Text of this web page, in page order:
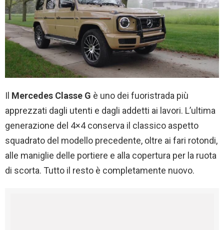
Il Mercedes Classe G è uno dei fuoristrada più
apprezzati dagli utenti e dagli addetti ai lavori. L’ultima
generazione del 4×4 conserva il classico aspetto
squadrato del modello precedente, oltre ai fari rotondi,
alle maniglie delle portiere e alla copertura per la ruota
di scorta. Tutto il resto è completamente nuovo.